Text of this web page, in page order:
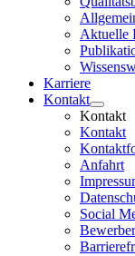
Aktuelle
Karriere
Kontakt
Kontakt
Kontakt
Anfahrt
Social